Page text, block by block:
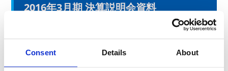
Consent Details About
2016年3月期 決算説明会資料
2016年３月期 決算説明会を開催いたしました。